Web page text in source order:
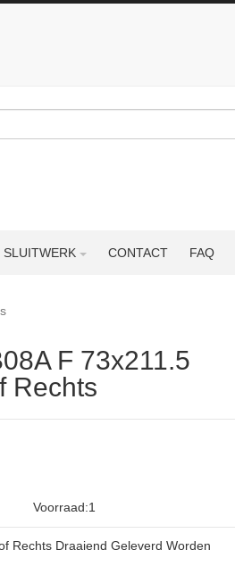
SLUITWERK CONTACT FAQ
F 73x211.5
Rechts
Voorraad:1
Rechts Draaiend Geleverd Worden